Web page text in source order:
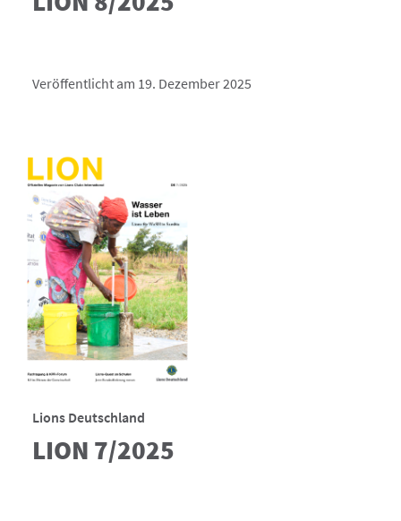
Veröffentlicht am 19. Dezember 2025
Lions Deutschland
LION 7/2025